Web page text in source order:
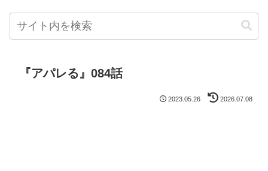
『アパレる』084話
2023.05.26 2026.07.08